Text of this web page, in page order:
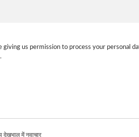
us permission to process your personal
देखभाल में नवाचार